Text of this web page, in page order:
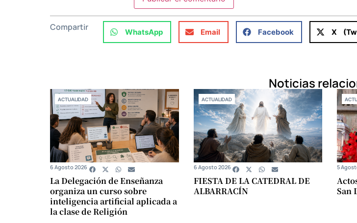
Compartir WhatsApp Email Facebook X
Noticias
ACTUALIDAD
La Delegación de Enseñanza
organiza un curso sobre
inteligencia artificial aplicada a
la clase de Religión
6 Agosto 2026
ACTUALIDAD
FIESTA DE LA CATEDRAL DE
ALBARRACÍN
6 Agosto 2026
San
5